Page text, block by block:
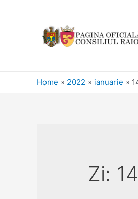
Home 2022 ianuarie
Zi: